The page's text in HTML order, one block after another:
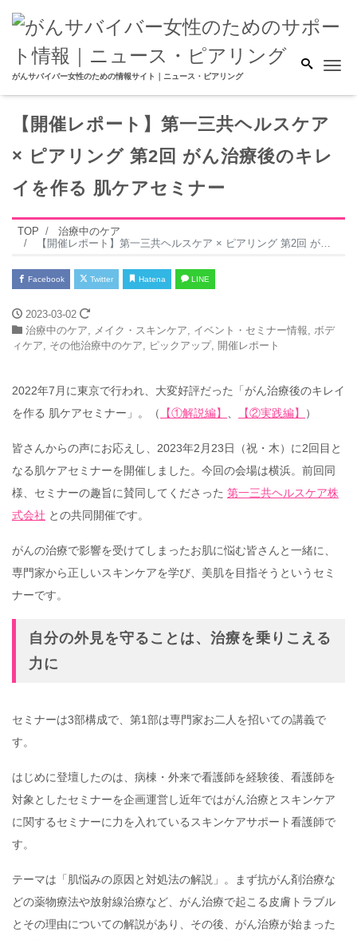
がんサバイバー女性のための情報サイト｜ニュース・ピアリング
【開催レポート】第一三共ヘルスケア
× ピアリング 第2回 がん治療後のキレ
イを作る 肌ケアセミナー
TOP
治療中のケア
【開催レポート】第一三共ヘルスケア × ピアリング 第2回 がん治療後のキレイを作る 肌ケアセミナー
Facebook Twitter Hatena LINE
2023-03-02
治療中のケア, メイク・スキンケア, イベント・セミナー情報, ボデ
ィケア, その他治療中のケア, ピックアップ, 開催レポート
2022年7月に東京で行われ、大変好評だった「がん治療後のキレイ
を作る 肌ケアセミナー」。（
【①解説編】 【②実践編】 ）
皆さんからの声にお応えし、2023年2月23日（祝・木）に2回目と
なる肌ケアセミナーを開催しました。今回の会場は横浜。前回同
様、セミナーの趣旨に賛同してくださった 第一三共ヘルスケア株
式会社 との共同開催です。
がんの治療で影響を受けてしまったお肌に悩む皆さんと一緒に、
専門家から正しいスキンケアを学び、美肌を目指そうというセミ
ナーです。
自分の外見を守ることは、治療を乗りこえる
力に
セミナーは3部構成で、第1部は専門家お二人を招いての講義で
す。
はじめに登壇したのは、病棟・外来で看護師を経験後、看護師を
対象としたセミナーを企画運営し近年ではがん治療とスキンケア
に関するセミナーに力を入れているスキンケアサポート看護師で
す。
テーマは「肌悩みの原因と対処法の解説」。まず抗がん剤治療な
どの薬物療法や放射線治療など、がん治療で起こる皮膚トラブル
とその理由についての解説があり、その後、がん治療が始まった